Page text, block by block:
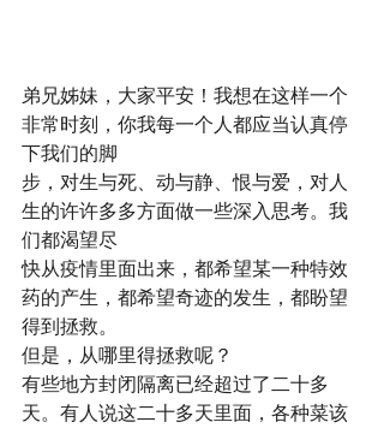
弟兄姊妹，大家平安！我想在这样一个
非常时刻，你我每一个人都应当认真停
下我们的脚
步，对生与死、动与静、恨与爱，对人
生的许许多多方面做一些深入思考。我
们都渴望尽
快从疫情里面出来，都希望某一种特效
药的产生，都希望奇迹的发生，都盼望
得到拯救。
但是，从哪里得拯救呢？
有些地方封闭隔离已经超过了二十多
天。有人说这二十多天里面，各种菜该